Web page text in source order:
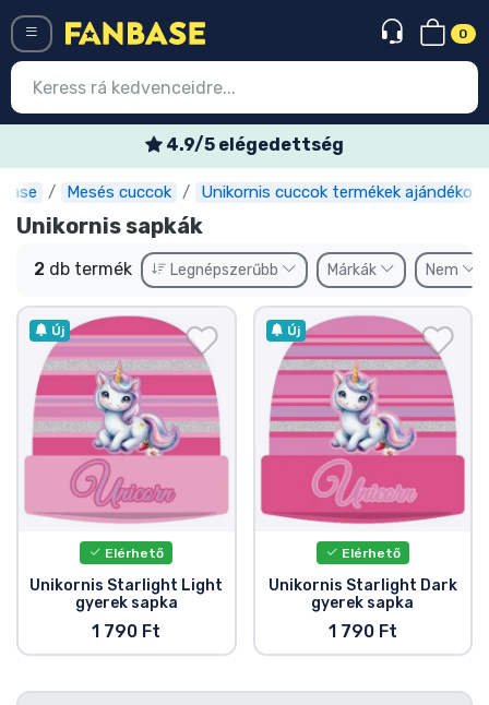
0
4.9/5 elégedettség
Mesés cuccok Unikornis cuccok termékek ajándékok
Unikornis sapkák
2 db termék Legnépszerűbb Márkák Nem
Új
Elérhető
Unikornis Starlight Light
gyerek sapka
1 790 Ft
Új
Elérhető
Unikornis Starlight Dark
gyerek sapka
1 790 Ft
Belépés Regisztráció
Legújabb cuccok
Akciós ajánlatok
Express szállítás
Előrendelhető cuccok
Outlet cuccok
Ajándékkártya
Szállítás és fizetés
Sorozatos cuccok